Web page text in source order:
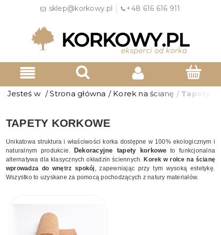
sklep@korkowy.pl +48 616 616 911
Jesteś w / Strona główna / Korek na ścianę / Tapety
TAPETY KORKOWE
Unikatowa struktura i właściwości korka dostępne w 100% ekologicznym i
naturalnym produkcie. Dekoracyjne tapety korkowe to funkcjonalna
alternatywa dla klasycznych okładzin ściennych.Korek w rolce na ścianę
wprowadza do wnętrz spokój , zapewniając przy tym wysoką estetykę.
Wszystko to uzyskane za pomocą pochodzących z natury materiałów.